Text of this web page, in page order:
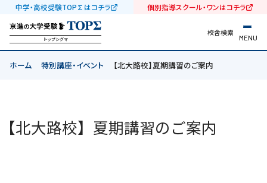
中学・高校受験TOP∑はコチラ 個別指導スクール・ワンはコチラ
トップシグマ
校舎検索
MENU
ホーム 特別講座・イベント 【北大路校】夏期講習のご案内
【北大路校】夏期講習のご案内